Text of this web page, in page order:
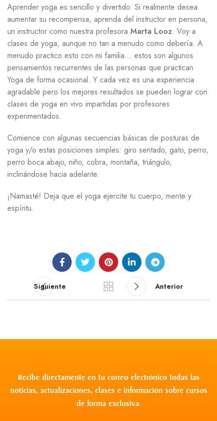
Aprender yoga es sencillo y divertido. Si realmente desea
aumentar su recompensa, aprenda del instructor en persona,
un instructor como nuestra profesora Marta Looz. Voy a
clases de yoga, aunque no tan a menudo como debería. A
menudo practico esto con mi familia… estos son algunos
pensamientos recurrentes de las personas que practican
Yoga de forma ocasional. Y cada vez es una experiencia
agradable pero los mejores resultados se pueden lograr con
clases de yoga en vivo impartidas por profesores
experimentados.
Comience con algunas secuencias básicas de posturas de
yoga y/o estas posiciones simples: giro sentado, gato, perro,
perro boca abajo, niño, cobra, montaña, triángulo,
inclinándose hacia adelante.
¡Namasté! Deja que el yoga ejercite tu cuerpo, mente y
espíritu.
Siguiente Anterior
Recibe directamente en tu correo electrónico todas las
noticias, actualizaciones, clases e información sobre cursos
de forma exclusiva.